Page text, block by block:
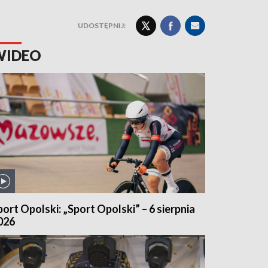
UDOSTĘPNIJ:
Opolski: „Sport Opolski” – 6 sierpnia